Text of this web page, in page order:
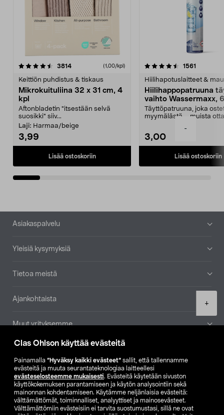
Clas Ohlson käyttää evästeitä
Painamalla ”Hyväksy kaikki evästeet” sallit, että tallennamme
evästeitä ja muuta seurantateknologiaa laitteellesi
evästeselosteemme mukaisesti. Evästeitä käytetään sivuston
käyttökokemuksen parantamiseen ja käytön analysointiin sekä
mainonnan kohdentamiseen. Käytämme neljänlaisia evästeitä:
välttämättömät, toiminnalliset, analyyttiset ja mainosevästeet.
Välttämättömiin evästeisiin ei tarvita suostumustasi, sillä ne ovat
-
+
3814arvostelut (1,00/kpl)
Keittiön puhdistus & tiskaus
Mikrokuituliina 32 x 31 cm, 4
kpl
Aftonbladetin "itsestään selvä
suosikki" siiv...
Laji: Harmaa/beige
3,99
Lisää ostoskoriin
4.5viidestä
1561
Hiilihapotuslaitteet &
Hiilihappopatruuna
vaihto Wassermaxx,
Täyttöpatruuna, joka
myymälästä – muista
3,00
Lisää ostoskoriin
4.5viidestä
Alatunniste
Asiakaspalvelu
Yleisiä kysymyksiä
Tietoa meistä
Ajankohtaista
Muut yrityksemme
Etsi myymälä
SE NO FI
FI SV